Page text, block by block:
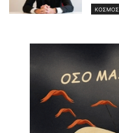
ΚΟΣΜΟΣ